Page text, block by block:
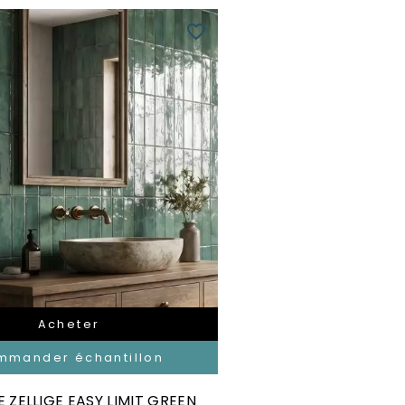
Acheter
échantillon
favorite_border
ZELLIGE EASY LIMIT GREEN